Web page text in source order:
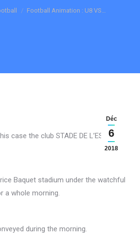
Football Animation : U8 VS…
Déc
6
2018
the club STADE DE L’EST
Baquet stadium under the watchful
a whole morning.
during the morning.